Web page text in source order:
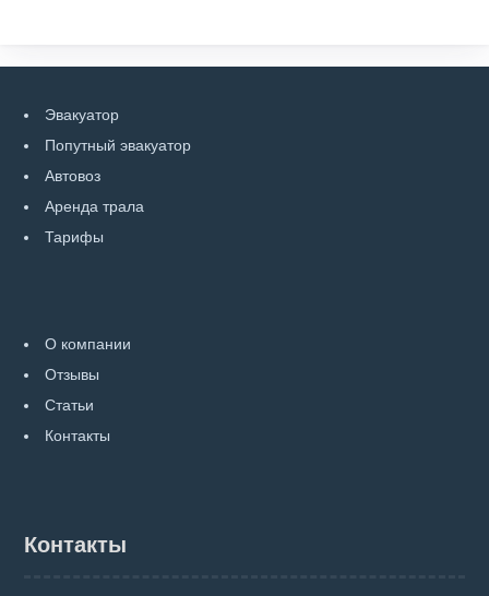
Эвакуатор
Попутный эвакуатор
Автовоз
Аренда трала
Тарифы
О компании
Отзывы
Статьи
Контакты
Контакты